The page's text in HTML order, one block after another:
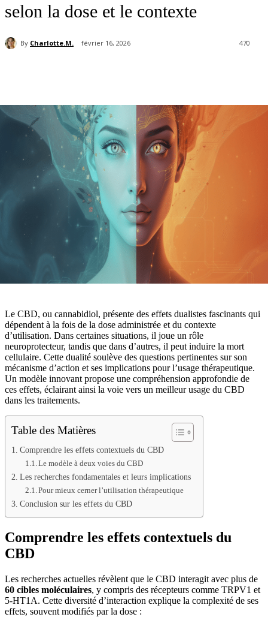
selon la dose et le contexte
By Charlotte.M. février 16, 2026 470
Le CBD, ou cannabidiol, présente des effets dualistes fascinants qui
dépendent à la fois de la dose administrée et du contexte
d’utilisation. Dans certaines situations, il joue un rôle
neuroprotecteur, tandis que dans d’autres, il peut induire la mort
cellulaire. Cette dualité soulève des questions pertinentes sur son
mécanisme d’action et ses implications pour l’usage thérapeutique.
Un modèle innovant propose une compréhension approfondie de
ces effets, éclairant ainsi la voie vers un meilleur usage du CBD
dans les traitements.
Table des Matières
Comprendre les effets contextuels du CBD
Le modèle à deux voies du CBD
Les recherches fondamentales et leurs implications
Pour mieux cerner l’utilisation thérapeutique
Conclusion sur les effets du CBD
Comprendre les effets contextuels du
CBD
Les recherches actuelles révèlent que le CBD interagit avec plus de
60 cibles moléculaires, y compris des récepteurs comme TRPV1 et
5-HT1A. Cette diversité d’interaction explique la complexité de ses
effets, souvent modifiés par la dose :